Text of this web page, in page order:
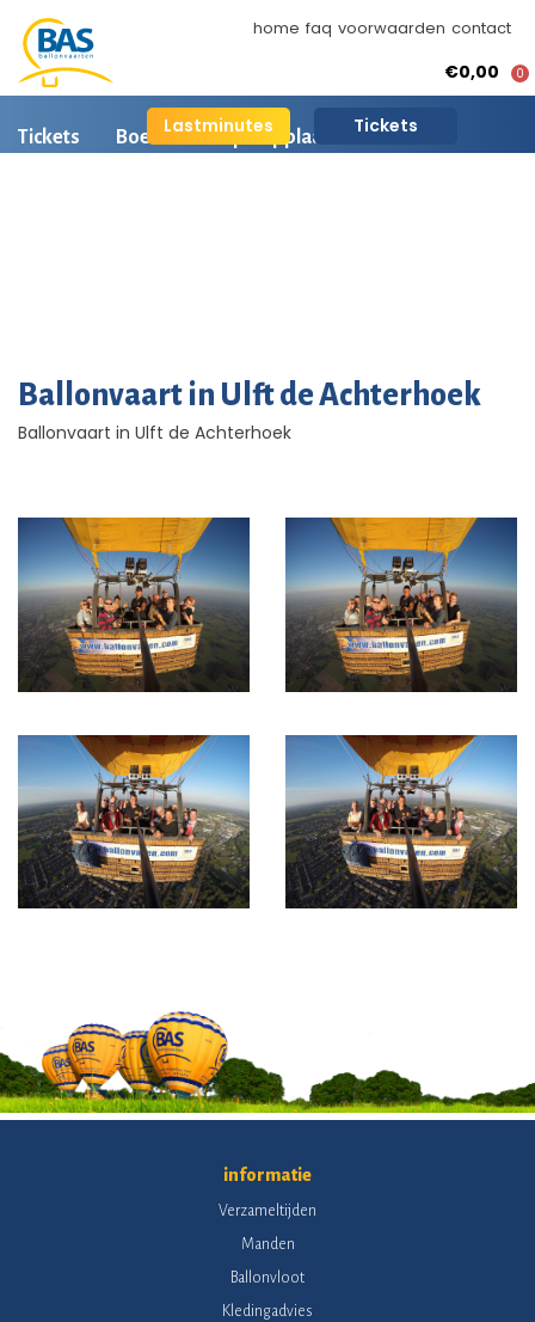
home faq voorwaarden contact
Lastminutes Tickets
€0,00 0
Tickets Boeken Opstapplaatsen
Ballonvaart in Ulft de Achterhoek
Ballonvaart in Ulft de Achterhoek
informatie
Verzameltijden
Manden
Ballonvloot
Kledingadvies